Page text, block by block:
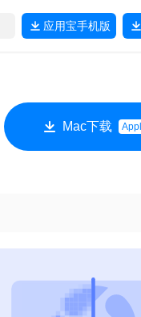
应用宝手机版
Mac下载